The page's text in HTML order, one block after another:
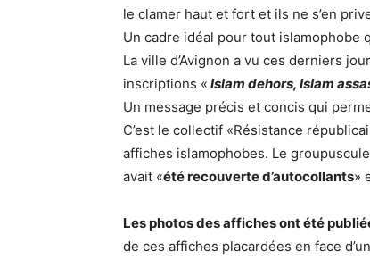
le clamer haut et fort et ils ne s’en
Un cadre idéal pour tout islamophobe
La ville d’Avignon a vu ces derniers
inscriptions « Islam dehors, Islam
Un message précis et concis qui
C’est le collectif «Résistance
affiches islamophobes. Le
avait «été recouverte d’autocollants»
Les photos des affiches ont été
de ces affiches placardées en face